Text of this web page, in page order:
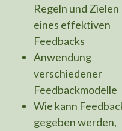
Regeln und Zielen
eines effektiven
Feedbacks
Anwendung
verschiedener
Feedbackmodelle
Wie kann
gegeben werden,